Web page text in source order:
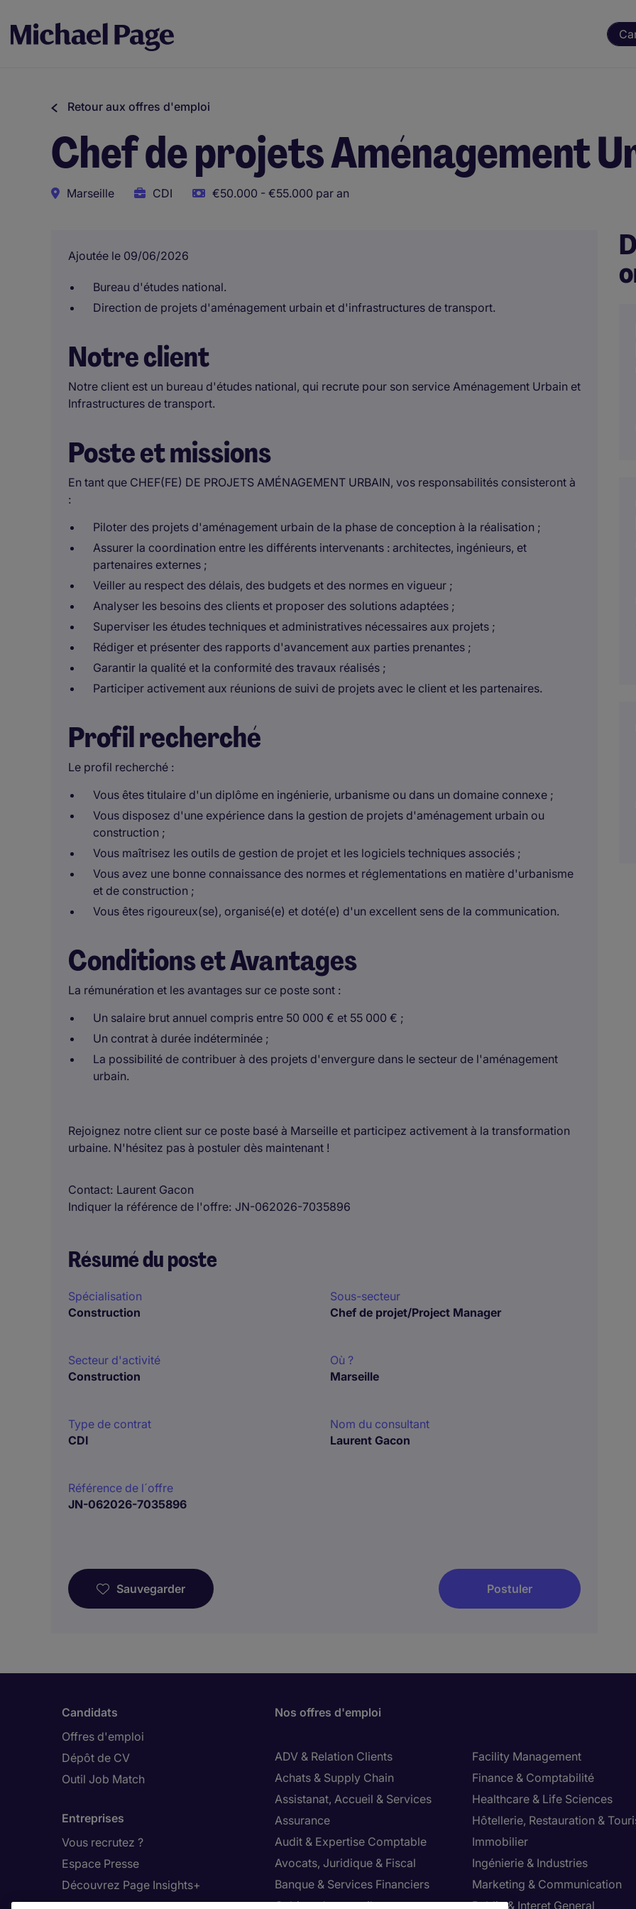
Retour aux offres d'emploi
Chef de projets Aménagement
Marseille CDI €50.000 - €55.000 par an
Ajoutée le 09/06/2026
Bureau d'études national.
Direction de projets d'aménagement urbain et d'infrastructures de transport.
Notre client
Notre client est un bureau d'études national, qui recrute pour son service Aménagement Urbain et
Infrastructures de transport.
Poste et missions
En tant que CHEF(FE) DE PROJETS AMÉNAGEMENT URBAIN, vos responsabilités consisteront à
:
Piloter des projets d'aménagement urbain de la phase de conception à la réalisation ;
Assurer la coordination entre les différents intervenants : architectes, ingénieurs, et
partenaires externes ;
Veiller au respect des délais, des budgets et des normes en vigueur ;
Analyser les besoins des clients et proposer des solutions adaptées ;
Superviser les études techniques et administratives nécessaires aux projets ;
Rédiger et présenter des rapports d'avancement aux parties prenantes ;
Garantir la qualité et la conformité des travaux réalisés ;
Participer activement aux réunions de suivi de projets avec le client et les partenaires.
Profil recherché
Le profil recherché :
Vous êtes titulaire d'un diplôme en ingénierie, urbanisme ou dans un domaine connexe ;
Vous disposez d'une expérience dans la gestion de projets d'aménagement urbain ou
construction ;
Vous maîtrisez les outils de gestion de projet et les logiciels techniques associés ;
Vous avez une bonne connaissance des normes et réglementations en matière d'urbanisme
et de construction ;
Vous êtes rigoureux(se), organisé(e) et doté(e) d'un excellent sens de la communication.
Conditions et Avantages
La rémunération et les avantages sur ce poste sont :
Un salaire brut annuel compris entre 50 000 € et 55 000 € ;
Un contrat à durée indéterminée ;
La possibilité de contribuer à des projets d'envergure dans le secteur de l'aménagement
urbain.
Rejoignez notre client sur ce poste basé à Marseille et participez activement à la transformation
urbaine. N'hésitez pas à postuler dès maintenant !
Contact Laurent Gacon
Indiquer la référence de l'offre JN-062026-7035896
Résumé du poste
Spécialisation
Construction
Sous-secteur
Chef de projet/Project Manager
Secteur d'activité
Construction
Où ?
Marseille
Type de contrat
CDI
Nom du consultant
Laurent Gacon
Référence de l´offre
JN-062026-7035896
Sauvegarder Postuler
Candidats
Offres d'emploi
Dépôt de CV
Outil Job Match
Entreprises
Vous recrutez ?
Espace Presse
Découvrez Page Insights+
Nos offres d'emploi
ADV & Relation Clients
Achats & Supply Chain
Assistanat, Accueil & Services
Assurance
Audit & Expertise Comptable
Avocats, Juridique & Fiscal
Banque & Services Financiers
Cabinet de conseil
Facility Management
Finance & Comptabilité
Healthcare & Life Sciences
Hôtellerie, Restauration &
Immobilier
Ingénierie & Industries
Marketing & Communication
Public & Interet General